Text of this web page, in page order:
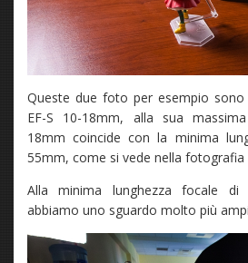
Queste due foto per esempio
EF-S 10-18mm, alla sua
18mm coincide con la minima
55mm, come si vede nella fotografia
Alla minima lunghezza focale di
abbiamo uno sguardo molto più